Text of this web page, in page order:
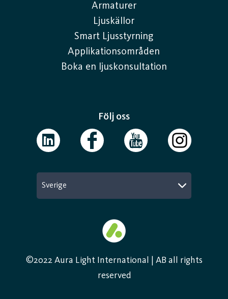
Armaturer
Ljuskällor
Smart Ljusstyrning
Applikationsområden
Boka en ljuskonsultation
Följ oss
Sverige
©2022 Aura Light International | AB all rights
reserved